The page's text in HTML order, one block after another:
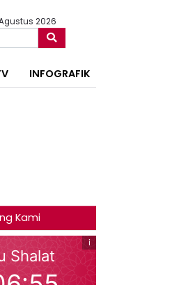
2026
INFOGRAFIK
Kami